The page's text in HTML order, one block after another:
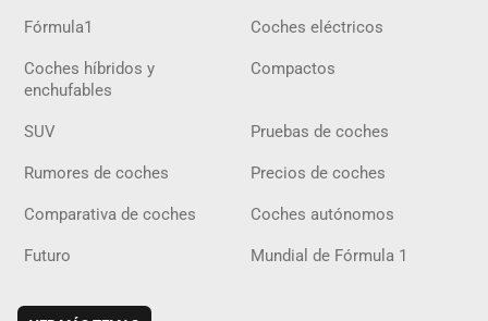
Fórmula1 Coches eléctricos
Coches híbridos y
enchufables
Compactos
SUV Pruebas de coches
Rumores de coches Precios de coches
Comparativa de coches Coches autónomos
Futuro Mundial de Fórmula 1